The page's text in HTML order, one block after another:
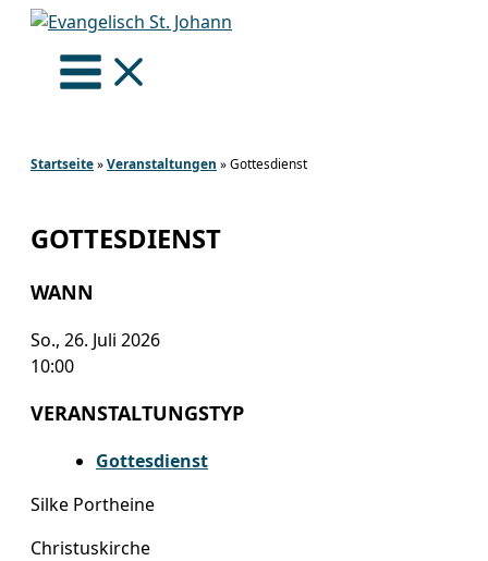
Zum
springen
Startseite»Veranstaltungen »Gottesdienst
GOTTESDIENST
WANN
So., 26. Juli 2026
10:00
VERANSTALTUNGSTYP
Gottesdienst
Silke Portheine
Christuskirche